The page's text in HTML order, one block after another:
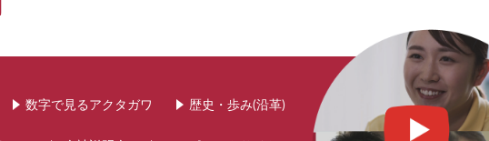
数字で見るアクタガワ 歴史・歩み(沿革)